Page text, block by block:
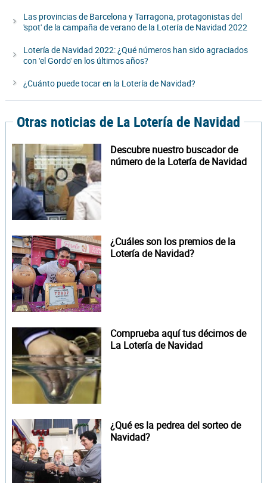
Las provincias de Barcelona y Tarragona, protagonistas del
'spot' de la campaña de verano de la Lotería de Navidad 2022
Lotería de Navidad 2022: ¿Qué números han sido agraciados
con 'el Gordo' en los últimos años?
¿Cuánto puede tocar en la Lotería de Navidad?
Otras noticias de La Lotería de Navidad
Descubre nuestro buscador de
número de la Lotería de Navidad
¿Cuáles son los premios de la
Lotería de Navidad?
Comprueba aquí tus décimos de
La Lotería de Navidad
¿Qué es la pedrea del sorteo de
Navidad?